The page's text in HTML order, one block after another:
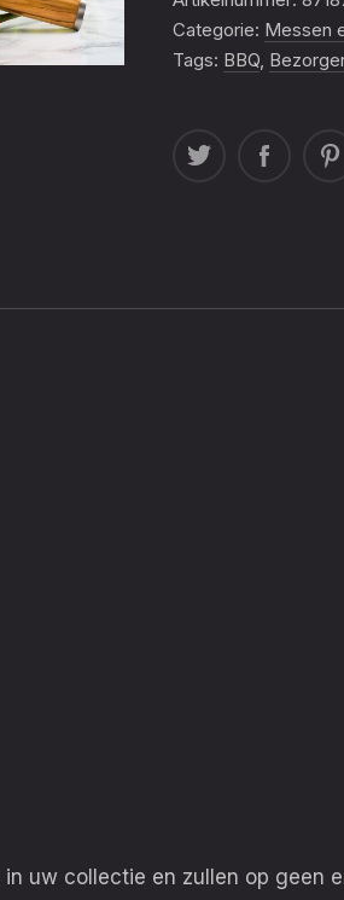
Categorie: Messen
Tags: BBQ,
uw collectie en zullen op geen